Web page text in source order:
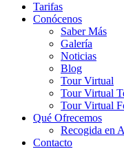
Tarifas
Conócenos
Saber Más
Galería
Noticias
Blog
Tour Virtual
Tour Virtual
Tour Virtual
Qué Ofrecemos
Recogida en
Contacto